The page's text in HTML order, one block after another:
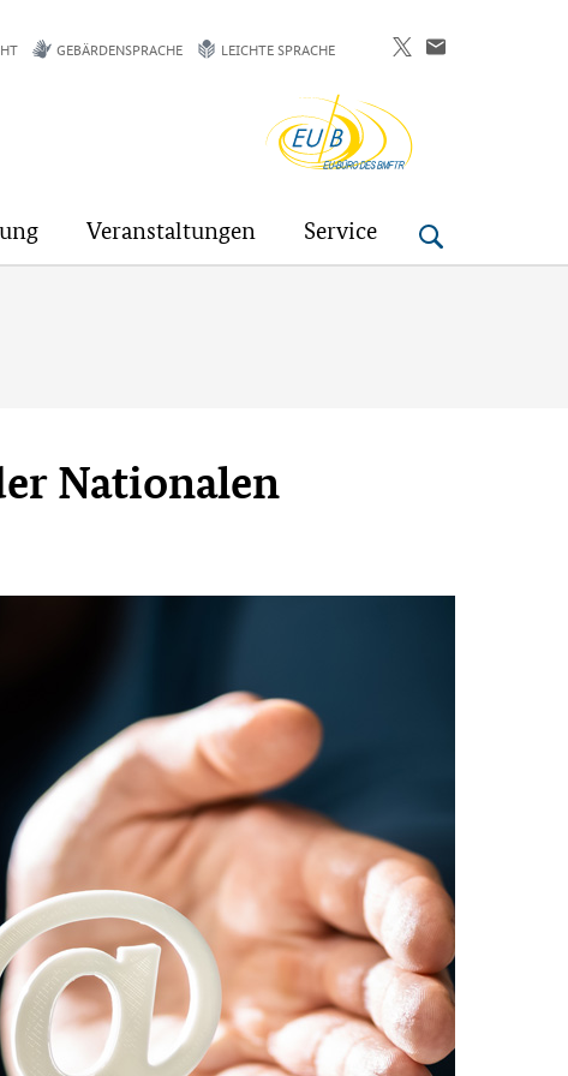
GEBÄRDENSPRACHE LEICHTE SPRACHE
Buero
Veranstaltungen Service
Nationalen